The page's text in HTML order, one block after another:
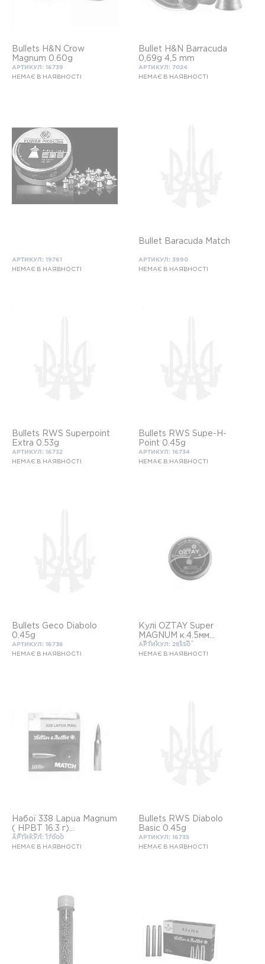
Bullets H&N Crow
Magnum 0.60g
АРТИКУЛ: 16739
НЕМАЄ В НАЯВНОСТІ
Bullet Н&N Barracuda
0,69g 4,5 mm
АРТИКУЛ: 7024
НЕМАЄ В НАЯВНОСТІ
АРТИКУЛ: 19761
НЕМАЄ В НАЯВНОСТІ
Bullet Baracuda Match
АРТИКУЛ: 3990
НЕМАЄ В НАЯВНОСТІ
Bullets RWS Superpoint
Extra 0.53g
АРТИКУЛ: 16732
НЕМАЄ В НАЯВНОСТІ
Bullets RWS Supe-H-
Point 0.45g
АРТИКУЛ: 16734
НЕМАЄ В НАЯВНОСТІ
Bullets Geco Diabolo
0.45g
АРТИКУЛ: 16736
НЕМАЄ В НАЯВНОСТІ
Кулі OZTAY Super
MAGNUM к.4.5мм
(500шт) 0,51 гр
АРТИКУЛ: 28550
НЕМАЄ В НАЯВНОСТІ
Набої 338 Lapua Magnum
( HPBT 16.3 г)
9306309100
АРТИКУЛ: 17000
НЕМАЄ В НАЯВНОСТІ
Bullets RWS Diabolo
Basic 0.45g
АРТИКУЛ: 16735
НЕМАЄ В НАЯВНОСТІ